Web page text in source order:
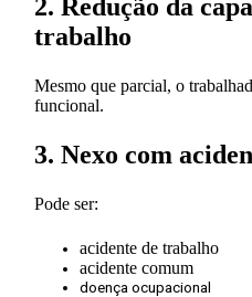
2. Redução da
trabalho
Mesmo que parcial, o
funcional.
3. Nexo com
Pode ser:
acidente de trabalho
acidente comum
doença ocupacional